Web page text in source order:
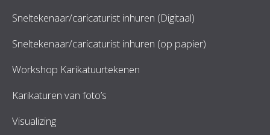
Sneltekenaar/caricaturist inhuren (Digitaal)
Sneltekenaar/caricaturist inhuren (op papier)
Workshop Karikatuurtekenen
Karikaturen van foto’s
Visualizing